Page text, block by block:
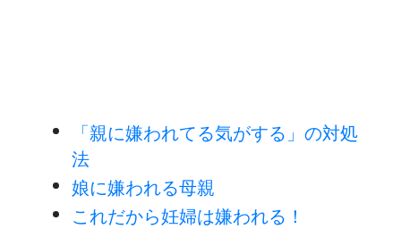
「親に嫌われてる気がする」の対処
法
娘に嫌われる母親
これだから妊婦は嫌われる！